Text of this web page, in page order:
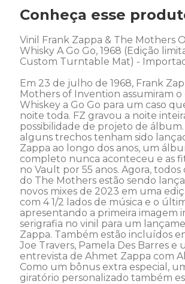
Conheça esse
Vinil Frank Zappa & The Mothers
Whisky A Go Go, 1968 (Edição
Custom Turntable Mat) -
Em 23 de julho de 1968, Frank
Mothers of Invention assumiram
Whiskey a Go Go para um caso
noite toda. FZ gravou a noite
possibilidade de projeto de
alguns trechos tenham sido
Zappa ao longo dos anos, um
completo nunca aconteceu e as
no Vault por 55 anos. Agora, todos
do The Mothers estão sendo
novos mixes de 2023 em uma
com 4 1/2 lados de música e o
apresentando a primeira imagem
serigrafia no vinil para um
Zappa. Também estão incluídos
Joe Travers, Pamela Des Barres e
entrevista de Ahmet Zappa com
Como um bônus extra especial,
giratório personalizado também